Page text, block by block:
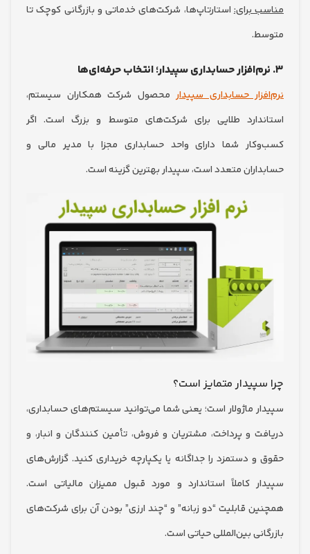
برای:استارتاپ‌ها، شرکت‌های خدماتی و بازرگانی کوچک تا
حسابداری سپیدارمحصول شرکت همکاران سیستم،
طلایی برای شرکت‌های متوسط و بزرگ است. اگر
شما دارای واحد حسابداری مجزا با مدیر مالی و
متعدد است، سپیدار بهترین گزینه است.
متمایز است؟
ماژولار است؛ یعنی شما می‌توانید سیستم‌های حسابداری،
و پرداخت، مشتریان و فروش، تأمین کنندگان و انبار، و
دستمزد را جداگانه یا یکپارچه خریداری کنید. گزارش‌های
کاملاً استاندارد و مورد قبول ممیزان مالیاتی است.
قابلیت “دو زبانه” و “چند ارزی” بودن آن برای شرکت‌های
بین‌المللی حیاتی است.